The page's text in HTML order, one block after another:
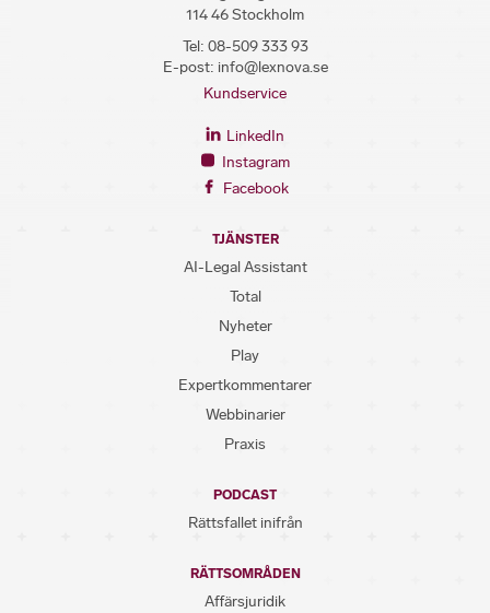
114 46 Stockholm
Tel: 08-509 333 93
E-post: info@lexnova.se
Kundservice
LinkedIn
Instagram
Facebook
TJÄNSTER
AI-Legal Assistant
Total
Nyheter
Play
Expertkommentarer
Webbinarier
Praxis
PODCAST
Rättsfallet inifrån
RÄTTSOMRÅDEN
Affärsjuridik